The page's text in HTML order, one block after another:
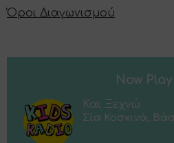
Όροι Διαγωνισμού
Now
Και Ξεχνώ
Σία Κοσκινά,